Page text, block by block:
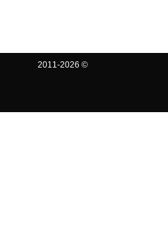
2011-2026 ©